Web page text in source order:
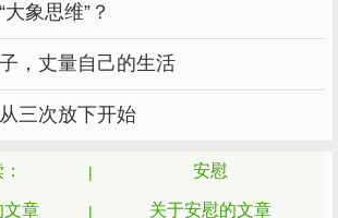
象思维”？
，丈量自己的生活
三次放下开始
安慰
文章 关于安慰的文章